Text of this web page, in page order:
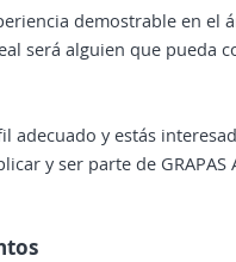
demostrable en el
será alguien que pueda
adecuado y estás
y ser parte de